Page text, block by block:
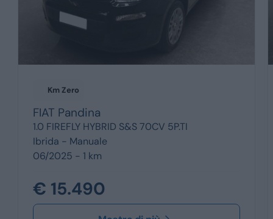
Km Zero
FIAT Pandina
1.0 FIREFLY HYBRID S&S 70CV 5P.TI
Ibrida - Manuale
06/2025 - 1 km
€ 15.490